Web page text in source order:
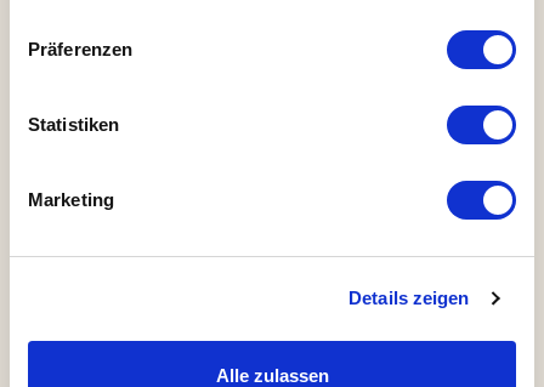
Präferenzen
Statistiken
Marketing
Details zeigen
Alle zulassen
Datenschutzrichtlinie von ZepterClub
Indem du auf "Registrieren" klickst, bestätigst du, dass
du mit den
vertraut bist und
Melden Sie sich an